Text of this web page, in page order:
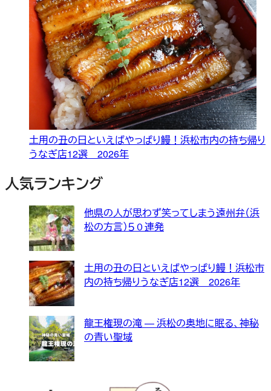
土用の丑の日といえばやっぱり鰻！浜松市内の持ち帰り
うなぎ店12選 2026年
人気ランキング
他県の人が思わず笑ってしまう遠州弁（浜
松の方言）５０連発
土用の丑の日といえばやっぱり鰻！浜松市
内の持ち帰りうなぎ店12選 2026年
龍王権現の滝 — 浜松の奥地に眠る、神秘
の青い聖域